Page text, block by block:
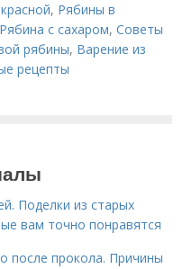
, Рябины в
Рябина с сахаром,Советы
рябины, Варение из
рецепты
Поделки из старых
вам точно понравятся
после прокола. Причины